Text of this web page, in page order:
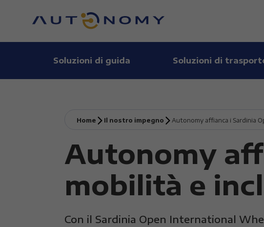
Soluzioni di guida Soluzioni di
Home Il nostro impegno Autonomy affianca i Sardinia
Autonomy
mobilità e
Con il Sardinia Open International